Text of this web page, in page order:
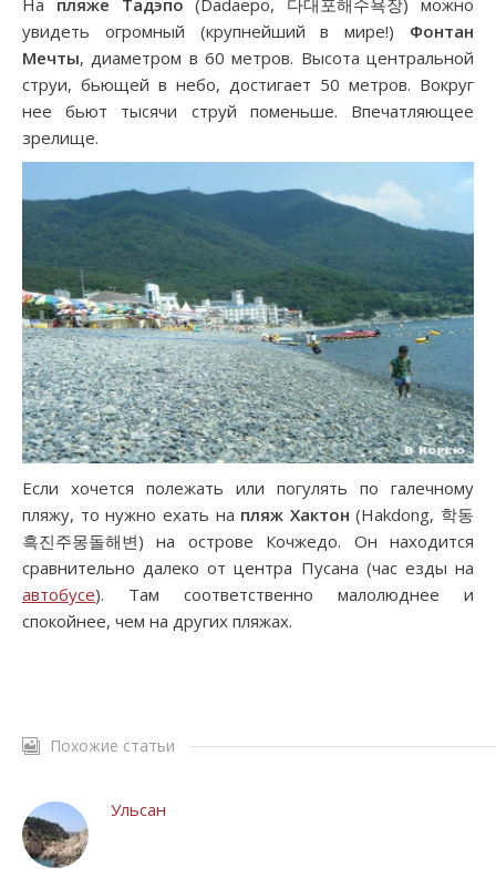
увидеть огромный (крупнейший в мире!) Фонтан
Мечты, диаметром в 60 метров. Высота центральной
струи, бьющей в небо, достигает 50 метров. Вокруг
нее бьют тысячи струй поменьше. Впечатляющее
зрелище.
Если хочется полежать или погулять по галечному
пляжу, то нужно ехать на пляж Хактон (Hakdong, 학동
흑진주몽돌해변) на острове Кочжедо. Он находится
сравнительно далеко от центра Пусана (час езды на
автобусе). Там соответственно малолюднее и
спокойнее, чем на других пляжах.
Похожие статьи
Ульсан